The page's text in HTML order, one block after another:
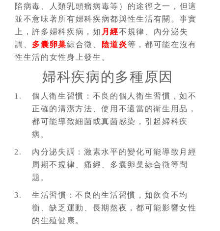
陷病毒、人類乳頭瘤病毒等）的途徑之一，但這
並不意味著所有婦科疾病都與性生活有關。事實
上，許多婦科疾病，如 月經不規律、內分泌失
調、 多囊卵巢綜合徵、 陰道炎等，都可能在沒有
性生活的女性身上發生。
婦科疾病的多種原因
個人衛生習慣：不良的個人衛生習慣，如不
正確的清潔方法、使用不適當的衛生用品，
都可能導致細菌或真菌感染，引起婦科疾
病。
內分泌失調：激素水平的變化可能導致月經
周期不規律、痛經、多囊卵巢綜合徵等問
題。
生活習慣：不良的生活習慣，如飲食不均
衡、缺乏運動、長期熬夜，都可能影響女性
的生殖健康。